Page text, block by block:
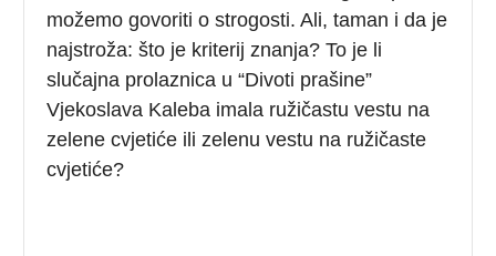
možemo govoriti o strogosti. Ali, taman i da je
najstroža: što je kriterij znanja? To je li
slučajna prolaznica u “Divoti prašine”
Vjekoslava Kaleba imala ružičastu vestu na
zelene cvjetiće ili zelenu vestu na ružičaste
cvjetiće?